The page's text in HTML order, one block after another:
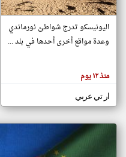
هنا عن
وجهة
كاتبيها.
اليونيسكو تدرج شواطئ نورماندي
وعدة مواقع أخرى أحدها في بلد ...
منذ ١٢ يوم
ار تي عربي